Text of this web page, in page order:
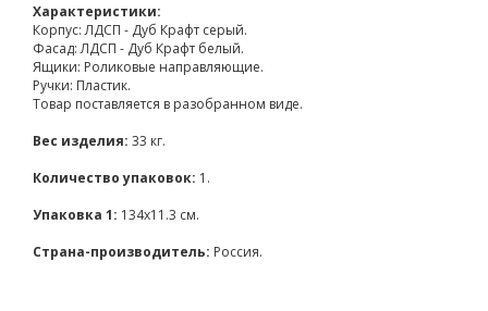
Характеристики:
Корпус: ЛДСП - Дуб Крафт серый.
Фасад: ЛДСП - Дуб Крафт белый.
Ящики: Роликовые направляющие.
Ручки: Пластик.
Товар поставляется в разобранном виде.
Вес изделия: 33 кг.
Количество упаковок: 1.
Упаковка 1: 134x11.3 см.
Страна-производитель: Россия.